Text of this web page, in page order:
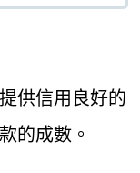
供信用良好的
的成數。